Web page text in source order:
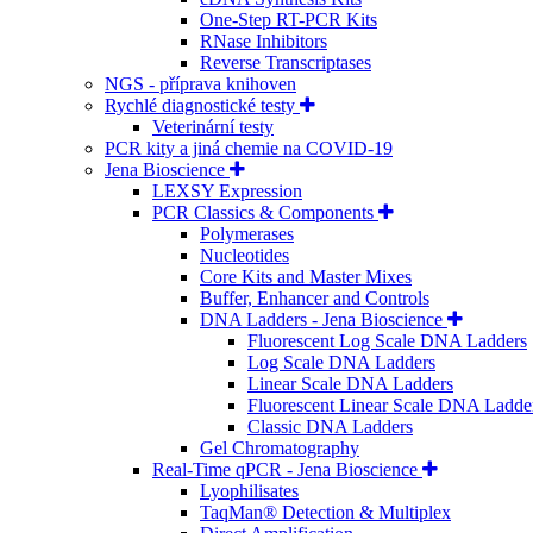
One-Step RT-PCR Kits
RNase Inhibitors
Reverse Transcriptases
NGS - příprava knihoven
Rychlé diagnostické testy
Veterinární testy
PCR kity a jiná chemie na COVID-19
Jena Bioscience
LEXSY Expression
PCR Classics & Components
Polymerases
Nucleotides
Core Kits and Master Mixes
Buffer, Enhancer and Controls
DNA Ladders - Jena Bioscience
Fluorescent Log Scale DNA Ladders
Log Scale DNA Ladders
Linear Scale DNA Ladders
Fluorescent Linear Scale DNA
Classic DNA Ladders
Gel Chromatography
Real-Time qPCR - Jena Bioscience
Lyophilisates
TaqMan® Detection & Multiplex